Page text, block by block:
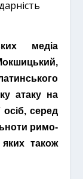
медіа
атаку на
осіб, серед
римо-
також